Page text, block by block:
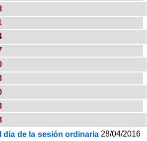
día de la sesión ordinaria 28/04/2016